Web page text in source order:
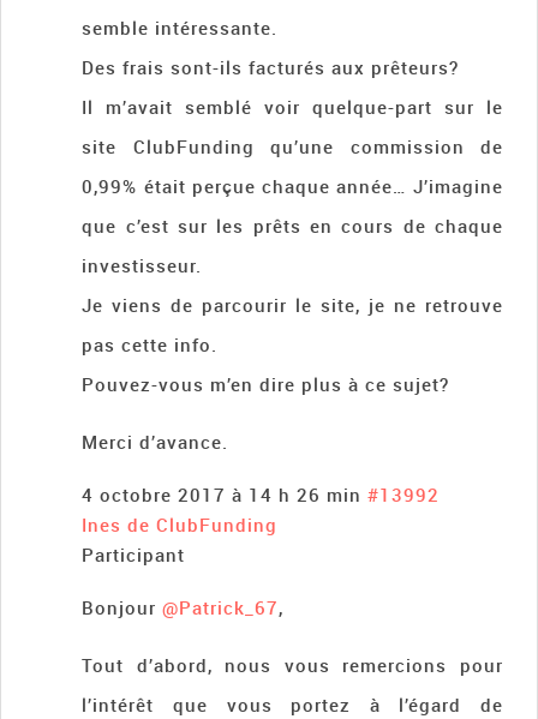
semble intéressante.
Des frais sont-ils facturés aux prêteurs?
Il m’avait semblé voir quelque-part sur le
site ClubFunding qu’une commission de
0,99% était perçue chaque année… J’imagine
que c’est sur les prêts en cours de chaque
investisseur.
Je viens de parcourir le site, je ne retrouve
pas cette info.
Pouvez-vous m’en dire plus à ce sujet?
Merci d’avance.
4 octobre 2017 à 14 h 26 min #13992
Ines de ClubFunding
Participant
Bonjour@Patrick_67,
Tout d’abord,​ ​nous vous​ remercions​ ​pour
l’intérêt que vous portez à l’égard de